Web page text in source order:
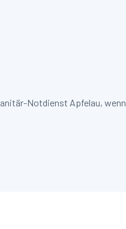
Notdienst Apfelau,